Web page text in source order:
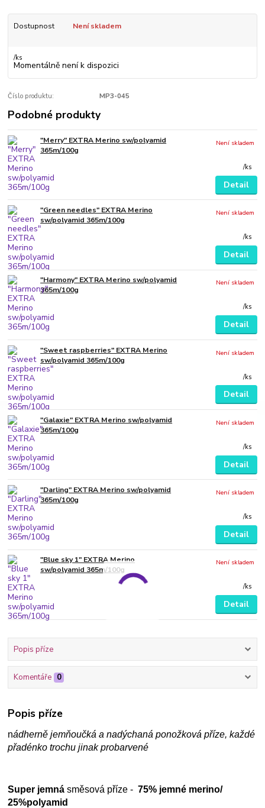
Dostupnost Není skladem
/ks
Momentálně není k dispozici
Číslo produktu: MP3-045
Podobné produkty
"Merry" EXTRA Merino sw/polyamid
365m/100g
/ks
Není skladem
Detail
"Green needles" EXTRA Merino
sw/polyamid 365m/100g
/ks
Není skladem
Detail
"Harmony" EXTRA Merino sw/polyamid
365m/100g
/ks
Není skladem
Detail
"Sweet raspberries" EXTRA Merino
sw/polyamid 365m/100g
/ks
Není skladem
Detail
"Galaxie" EXTRA Merino sw/polyamid
365m/100g
/ks
Není skladem
Detail
"Darling" EXTRA Merino sw/polyamid
365m/100g
/ks
Není skladem
Detail
"Blue sky 1" EXTRA Merino
sw/polyamid 365m/100g
/ks
Není skladem
Detail
Popis příze
Komentáře 0
Popis příze
nádherně jemňoučká a nadýchaná ponožková příze, každé
přadénko trochu jinak probarvené
Super jemná směsová příze -75% jemné merino/
25%polyamid